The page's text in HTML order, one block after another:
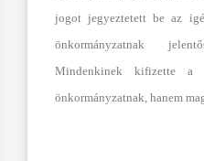
jogot jegyeztetett be az
önkormányzatnak
Mindenkinek kifizette a
önkormányzatnak, hanem